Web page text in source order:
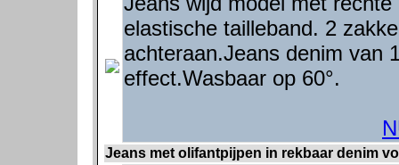
elastische tailleband. 2
achteraan.Jeans denim van
effect.Wasbaar op 60°.
Jeans met olifantpijpen in rekbaar denim